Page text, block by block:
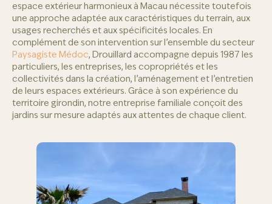
espace extérieur harmonieux à Macau nécessite toutefois
une approche adaptée aux caractéristiques du terrain, aux
usages recherchés et aux spécificités locales. En
complément de son intervention sur l’ensemble du secteur
Paysagiste Médoc, Drouillard accompagne depuis 1987 les
particuliers, les entreprises, les copropriétés et les
collectivités dans la création, l’aménagement et l’entretien
de leurs espaces extérieurs. Grâce à son expérience du
territoire girondin, notre entreprise familiale conçoit des
jardins sur mesure adaptés aux attentes de chaque client.